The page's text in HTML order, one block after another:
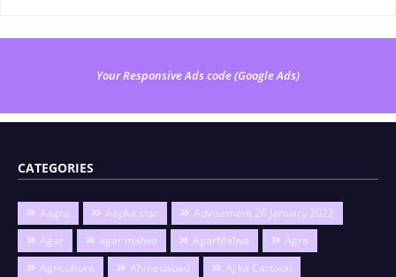
Your Responsive Ads code (Google Ads)
CATEGORIES
Aagra Aapka star
Advisement 26 January 2022
Agar
agar malwa AgarMalwa
Agra
Agriculture
Ahmedabad
Aj ka Cartoon